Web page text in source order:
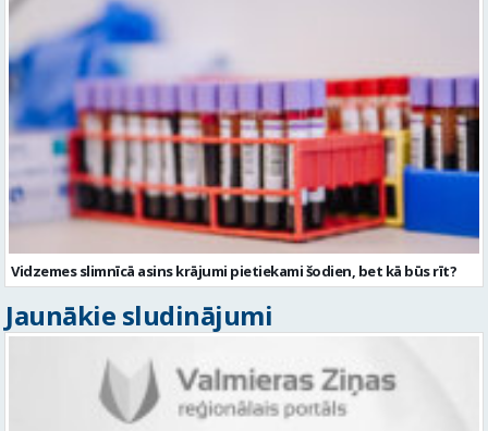
Vidzemes slimnīcā asins krājumi pietiekami šodien, bet kā būs rīt?
Jaunākie sludinājumi